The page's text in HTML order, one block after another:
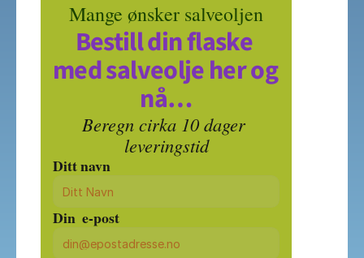
Mange ønsker salveoljen
Bestill din flaske
med salveolje her og
nå…
Beregn cirka 10 dager
leveringstid
Ditt navn
Din  e-post